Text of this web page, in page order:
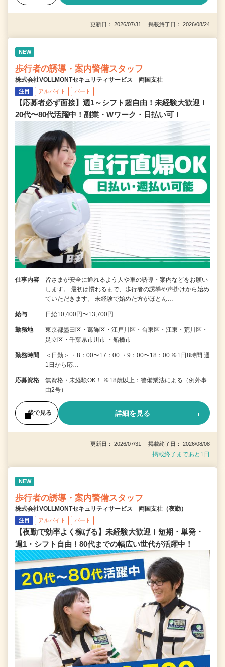
更新日： 2026/07/31 掲載終了日： 2026/08/24
NEW
歩行者の誘導・案内警備スタッフ
株式会社VOLLMONTセキュリティサービス 両国支社
注目 アルバイト パート
【応募者必ず面接】週1～シフト超自由！未経験大歓迎！
20代〜80代活躍中！副業・Wワーク・日払い可！
仕事内容
皆さまが安全に通れるよう人や車の誘導・案内などをお願い
します。 最初は慣れるまで、歩行者の誘導や声掛けから始め
ていただきます。 未経験で始めた方がほとん…
給与 日給10,400円〜13,700円
勤務地
東京都墨田区・葛飾区・江戸川区・台東区・江東・荒川区・
足立区・千葉県市川市 ・船橋市
勤務時間
＜日勤＞ ・8：00〜17：00 ・9：00〜18：00 ※1日8時間 週
1日から応…
応募資格
無資格・未経験OK！ ※18歳以上：警備業法による（例外事
由2号）
後で見る 詳細を見る
更新日： 2026/07/31 掲載終了日： 2026/08/08
掲載終了まであと1日
NEW
歩行者の誘導・案内警備スタッフ
株式会社VOLLMONTセキュリティサービス 両国支社（夜勤）
注目 アルバイト パート
【夜勤で効率よく稼げる】未経験大歓迎！短期・単発・
週1・シフト自由！80代までの幅広い世代が活躍中！